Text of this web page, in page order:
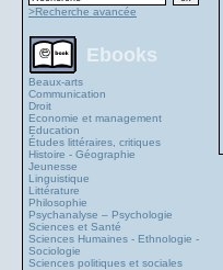
>Recherche avancée
Ebooks
Beaux-arts
Communication
Droit
Economie et management
Education
Études littéraires, critiques
Histoire - Géographie
Jeunesse
Linguistique
Littérature
Philosophie
Psychanalyse – Psychologie
Sciences et Santé
Sciences Humaines - Ethnologie -
Sociologie
Sciences politiques et sociales